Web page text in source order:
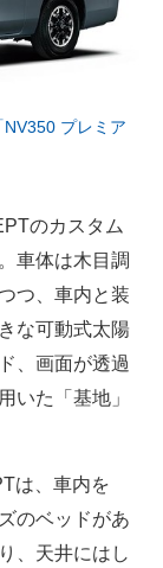
プレミア
のカスタム
車体は木目調
つ、車内と装
な可動式太陽
、画面が透過
いた「基地」
は、車内を
のベッドがあ
、天井にはし